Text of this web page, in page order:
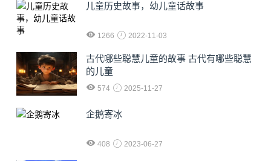
儿童历史故事，幼儿童话故事
1266 2022-11-03
古代哪些聪慧儿童的故事 古代有哪些聪慧
的儿童
574 2025-11-27
企鹅寄冰
408 2023-06-27